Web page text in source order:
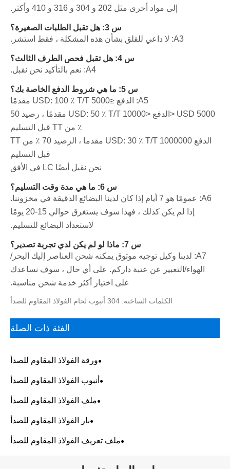
إلى مواد أخرى مثل 202 و 304 و 316 و 410 وأكثر.
س 3: هل تقبل الطلبات الصغيرة؟
A3: لا داعي للقلق بشأن هذه المشكلة ، فقط استشر.
س 4: هل تقبل فحص الطرف الثالث؟
A4: نعم بالتأكيد نحن نقبل.
س 5: ما هي شروط الدفع الخاصة بك؟
A5: الدفع ≤5000 USD: 100 ٪ T/T مقدمًا
5000 USD <الدفع <10000 USD: 50 ٪ T/T مقدمًا ، رصيد 50
٪ من TT قبل التسليم
الدفع 1000000 USD: 30 ٪ T/T مقدما ، الرصيد 70 ٪ من TT
قبل التسليم
نحن نقبل أيضًا LC في الأفق
س 6: ما هي مدة وقت التسليم؟
A6: عمومًا هو 7 أيام إذا كان لدينا البضائع الدقيقة في مخزوننا.
إذا لم يكن كذلك ، فهذا سوف يستغرق حوالي 15-20 يومًا
لاستعداد البضائع للتسليم.
س 7: ماذا لو لم يكن لدي تجربة تصدير؟
A7: لدينا وكيل توجيه موثوق يمكنه شحن العناصر إليك البحر/
الهواء/التعبير عن عتبة داركم. على أي حال ، سوف نساعدك
على اختيار أكثر خدمة شحن مناسبة.
الكلمات الساخنة: 304 أنبوب لحام الفولاذ المقاوم للصدأ
الفئة ذات الصلة
ورقة الفولاذ المقاوم للصدأ
أنبوب الفولاذ المقاوم للصدأ
ملف الفولاذ المقاوم للصدأ
بار الفولاذ المقاوم للصدأ
ملف تعريف الفولاذ المقاوم للصدأ